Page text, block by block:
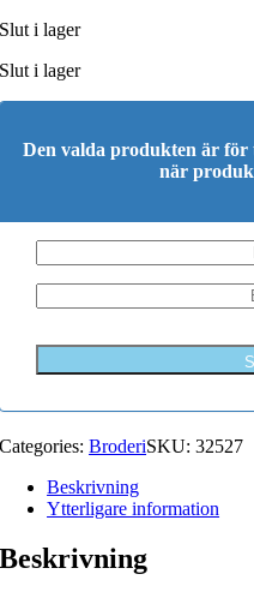
Slut i lager
Slut i lager
Den valda produkten är för
när
Categories:BroderiSKU:32527
Beskrivning
Ytterligare information
Beskrivning